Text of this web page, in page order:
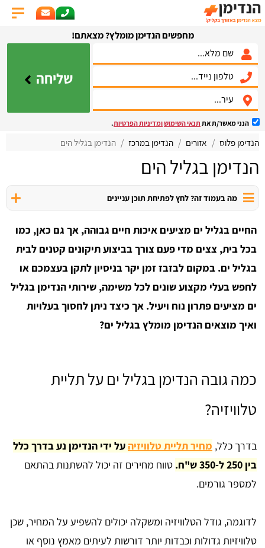
מחפשים הנדימן מומלץ? מצאתם!
שליחה
הנני מאשר/ת את תנאי השימושומדיניות הפרטיות.
הנדימן פלוס אזורים הנדימן במרכז הנדימן בגליל הים
הנדימן בגליל הים
מה בעמוד זה? לחץ לפתיחת תוכן עניינים
החיים בגליל ים מציעים איכות חיים גבוהה, אך גם כאן, כמו
בכל בית, צצים מדי פעם צורך בביצוע תיקונים קטנים לבית
בגליל ים. במקום לבזבז זמן יקר בניסיון לתקן בעצמכם או
לחפש בעלי מקצוע שונים לכל משימה, שירותי הנדימן בגליל
ים מציעים פתרון נוח ויעיל. אך כיצד ניתן לחסוך בעלויות
ואיך מוצאים הנדימן מומלץ בגליל ים?
כמה גובה הנדימן בגליל ים על תליית
טלוויזיה?
בדרך כלל, מחיר תליית טלוויזיהעל ידי הנדימן נע בדרך כלל
בין 250 ל-350 ש"ח.
טווח מחירים זה יכול להשתנות בהתאם
למספר גורמים.
לדוגמה, גודל הטלוויזיה ומשקלה יכולים להשפיע על המחיר, שכן
טלוויזיות גדולות וכבדות יותר דורשות לעיתים מאמץ נוסף או